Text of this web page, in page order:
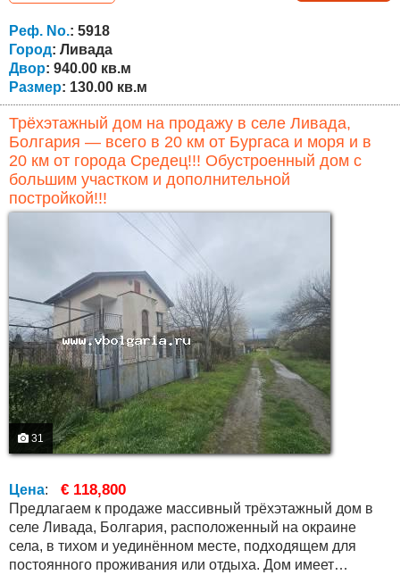
полностью завершён и готов к проживанию, включает
гостиную, кухню, две спальни, ванную комнату и туалет.
Второй этаж —...
Реф. No.: 5918
Город: Ливада
Двор: 940.00 кв.м
Размер: 130.00 кв.м
Трёхэтажный дом на продажу в селе Ливада,
Болгария — всего в 20 км от Бургаса и моря и в
20 км от города Средец!!! Обустроенный дом с
большим участком и дополнительной
постройкой!!!
31
Цена: € 118,800
Предлагаем к продаже массивный трёхэтажный дом в
селе Ливада, Болгария, расположенный на окраине
села, в тихом и уединённом месте, подходящем для
постоянного проживания или отдыха. Дом имеет